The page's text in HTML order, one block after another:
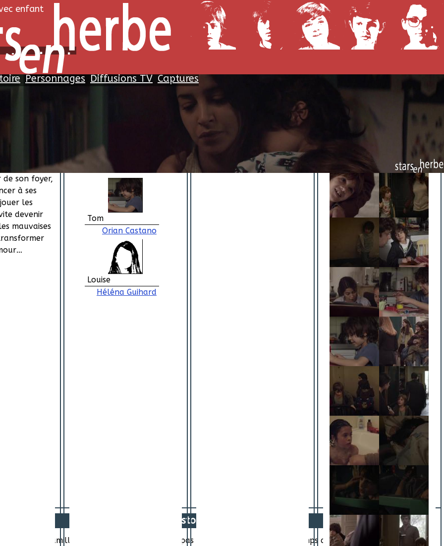
enfant
ou jamais
Personnages Diffusions TV Captures
pour
de son foyer,
à ses
les
devenir
mauvaises
Léo Lorléac'h
Tom
Orian Castano
Louise
Héléna Guihard
Prochaines diffusions
Aucune diffusion à venir !
Histoire
mère de famille, en principe, on ne braque pas les banques. Mais par les temps qui courent, ça peut être une